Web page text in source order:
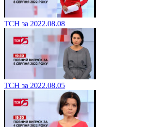
ТСН за 2022.08.08
ТСН за 2022.08.05